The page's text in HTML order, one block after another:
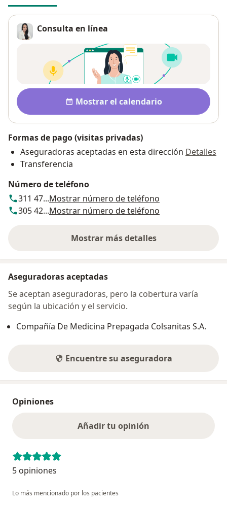
Consulta en línea
Disponibilidad
Mostrar el calendario
Formas de pago (visitas privadas)
Aseguradoras aceptadas en esta dirección Detalles
Transferencia
Número de teléfono
311 47...Mostrar número de teléfono
305 42...Mostrar número de teléfono
Mostrar más detalles
sobre la dirección
Aseguradoras aceptadas
Se aceptan aseguradoras, pero la cobertura varía
según la ubicación y el servicio.
Compañía De Medicina Prepagada Colsanitas S.A.
Encuentre su aseguradora
Opiniones
Añadir tu opinión
5 opiniones
Lo más mencionado por los pacientes